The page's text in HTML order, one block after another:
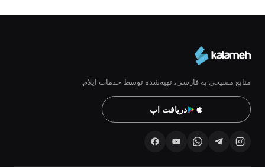
منابع مسیحی به فارسی، تهیه‌شده توسط خدمات ایلام.
دریافت اپ